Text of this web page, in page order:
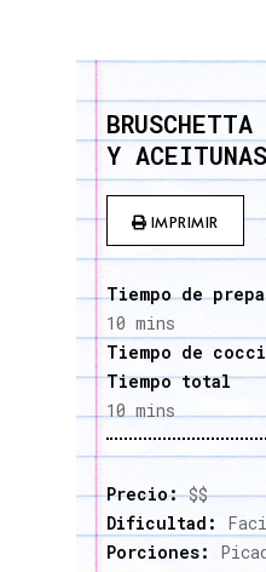
Y
IMPRIMIR
Tiempo de
10 mins
Tiempo de
Tiempo total
10 mins
Precio:$$
Dificultad:
Porciones: